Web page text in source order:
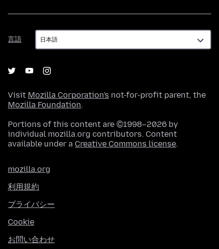
言語
言
語
Visit Mozilla Corporation's not-for-profit parent, the
Mozilla Foundation.
Portions of this content are ©1998–2026 by
individual mozilla.org contributors. Content
available under a Creative Commons license.
mozilla.org
利用規約
プライバシー
Cookie
お問い合わせ